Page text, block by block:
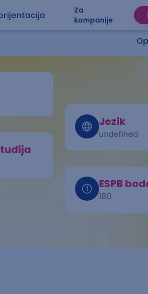
Za
kompanije
Jezik
undefined
ESPB
180